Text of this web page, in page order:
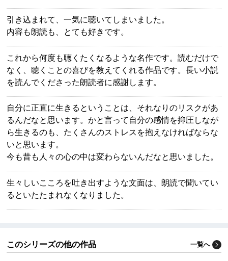
引き込まれて、一気に聴いてしまいました。
内容も朗読も、とても好きです。
これから何度も聴くたくなるような名作です。読むだけで
なく、聴くことの喜びを教えてくれる作品です。長い小説
を読んでくださった朗読者に感謝します。
自分に正直に生きるということは、それなりのリスクがあ
るんだなと思います。かと言って自分の感情を抑圧しなが
ら生きるのも、たくさんのストレスを抱えなければならな
いと思います。
今も昔も人々の心の中は変わらないんだなと思いました。
生々しいこころを吐き出すような文面は、朗読で聞いてい
るといたたまれなくなりました。
このシリーズの他の作品 一覧へ